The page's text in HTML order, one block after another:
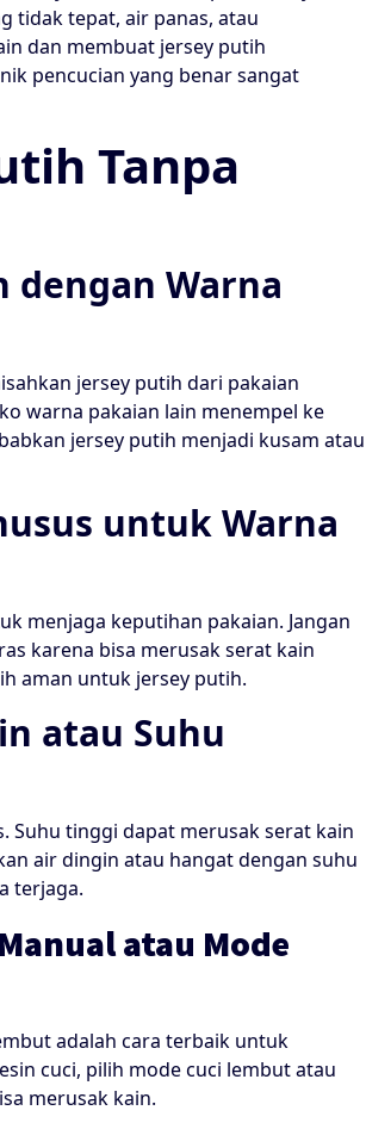
tidak tepat, air panas, atau
dan membuat jersey putih
pencucian yang benar sangat
Tanpa
dengan Warna
jersey putih dari pakaian
warna pakaian lain menempel ke
jersey putih menjadi kusam atau
untuk Warna
menjaga keputihan pakaian. Jangan
karena bisa merusak serat kain
aman untuk jersey putih.
atau Suhu
Suhu tinggi dapat merusak serat kain
air dingin atau hangat dengan suhu
terjaga.
atau Mode
adalah cara terbaik untuk
cuci, pilih mode cuci lembut atau
merusak kain.